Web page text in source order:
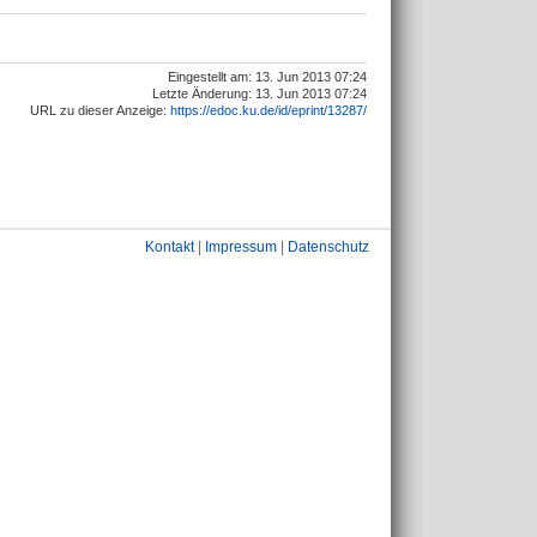
Eingestellt am: 13. Jun 2013 07:24
Letzte Änderung: 13. Jun 2013 07:24
URL zu dieser Anzeige: https://edoc.ku.de/id/eprint/13287/
Kontakt| Impressum Datenschutz